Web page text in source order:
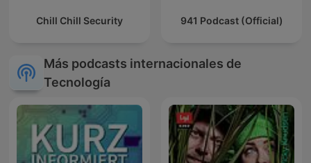
Chill Chill Security 941 Podcast (Official)
Más podcasts internacionales de
Tecnología